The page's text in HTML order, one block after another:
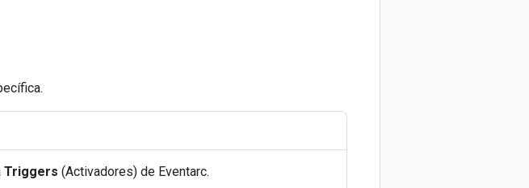
Triggers (Activadores) de Eventarc.